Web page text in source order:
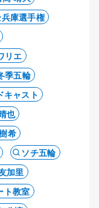
庫選手権
リエ
季五輪
キャスト
也
希
ソチ五輪
加里
ト教室